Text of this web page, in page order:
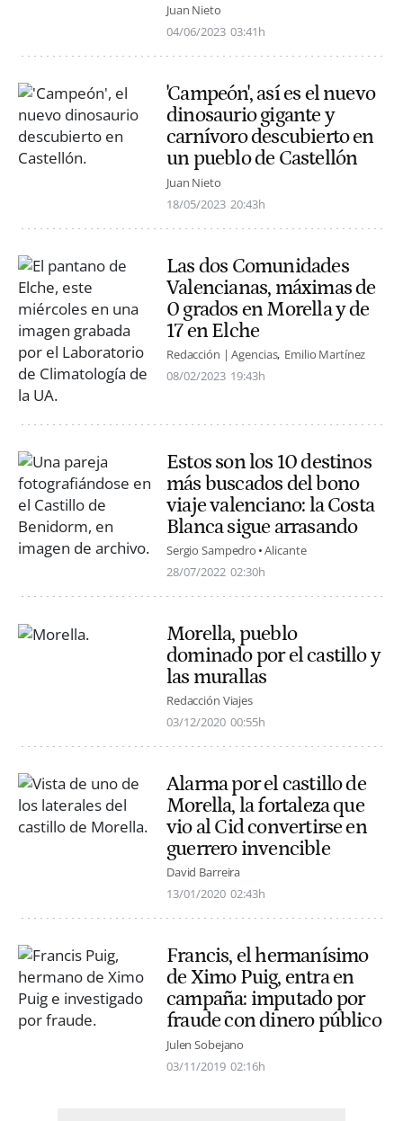
Juan Nieto
04/06/2023 03:41h
'Campeón', así es el nuevo
dinosaurio gigante y
carnívoro descubierto en
un pueblo de Castellón
Juan Nieto
18/05/2023 20:43h
Las dos Comunidades
Valencianas, máximas de
0 grados en Morella y de
17 en Elche
Redacción | Agencias Emilio Martínez
08/02/2023 19:43h
Estos son los 10 destinos
más buscados del bono
viaje valenciano: la Costa
Blanca sigue arrasando
Sergio Sampedro Alicante
28/07/2022 02:30h
Morella, pueblo
dominado por el castillo y
las murallas
Redacción Viajes
03/12/2020 00:55h
Alarma por el castillo de
Morella, la fortaleza que
vio al Cid convertirse en
guerrero invencible
David Barreira
13/01/2020 02:43h
Francis, el hermanísimo
de Ximo Puig, entra en
campaña: imputado por
fraude con dinero público
Julen Sobejano
03/11/2019 02:16h